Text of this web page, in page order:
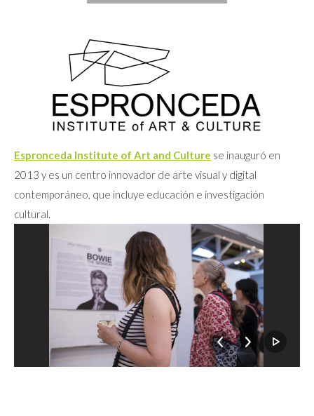
Espronceda Institute of Art and Culture se inauguró en
2013 y es un centro innovador de arte visual y digital
contemporáneo, que incluye educación e investigación
cultural.